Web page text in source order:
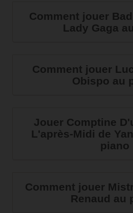
Comment jouer
Lady Gaga
Comment jouer
Obispo au
Jouer Comptine
L'après-Midi de
piano
Comment jouer
Renaud au